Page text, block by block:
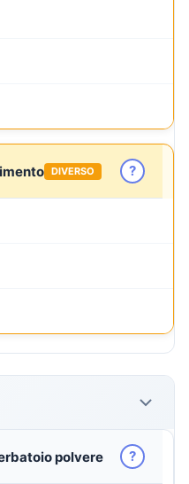
DIVERSO ?
polvere ?